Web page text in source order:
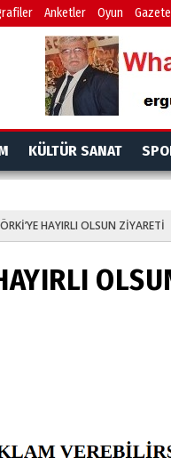
Anketler Oyun
KÜLTÜR SANAT
HAYIRLI OLSUN ZİYARETİ